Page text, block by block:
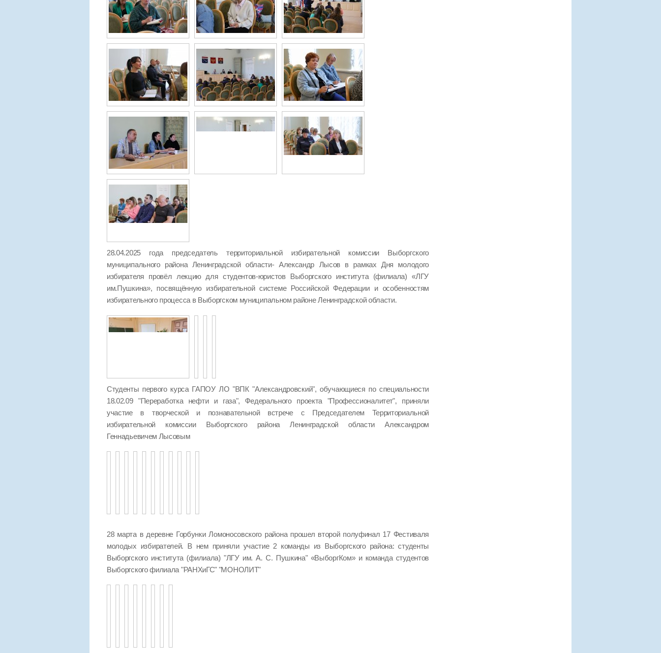
28.04.2025 года председатель территориальной избирательной комиссии Выборгского
муниципального района Ленинградской области- Александр Лысов в рамках Дня молодого
избирателя провёл лекцию для студентов-юристов Выборгского института (филиала) «ЛГУ
им.Пушкина», посвящённую избирательной системе Российской Федерации и особенностям
избирательного процесса в Выборгском муниципальном районе Ленинградской области.
Студенты первого курса ГАПОУ ЛО "ВПК "Александровский", обучающиеся по специальности
18.02.09 "Переработка нефти и газа", Федерального проекта "Профессионалитет", приняли
участие в творческой и познавательной встрече с Председателем Территориальной
избирательной комиссии Выборгского района Ленинградской области Александром
Геннадьевичем Лысовым
28 марта в деревне Горбунки Ломоносовского района прошел второй полуфинал 17 Фестиваля
молодых избирателей. В нем приняли участие 2 команды из Выборгского района: студенты
Выборгского института (филиала) "ЛГУ им. А. С. Пушкина" «ВыборгКом» и команда студентов
Выборгского филиала "РАНХиГС" "МОНОЛИТ"